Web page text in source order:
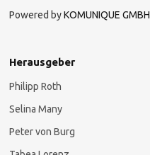
Powered byKOMUNIQUE GMBH
Herausgeber
Philipp Roth
Selina Many
Peter von Burg